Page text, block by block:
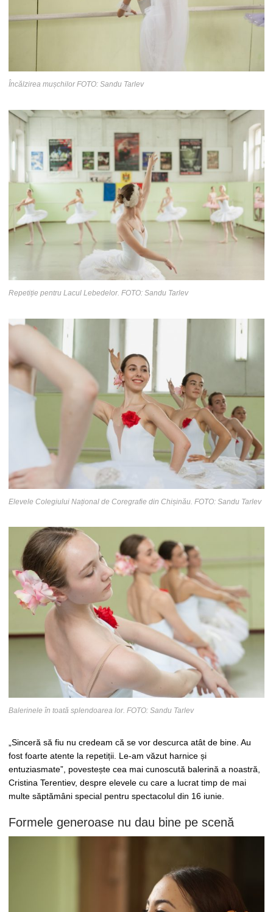
Încălzirea mușchilor FOTO: Sandu Tarlev
Repetiție pentru Lacul Lebedelor. FOTO: Sandu Tarlev
Elevele Colegiului Național de Coregrafie din Chișinău. FOTO: Sandu Tarlev
Balerinele în toată splendoarea lor. FOTO: Sandu Tarlev
„Sinceră să fiu nu credeam că se vor descurca atât de bine. Au
fost foarte atente la repetiții. Le-am văzut harnice și
entuziasmate”, povestește cea mai cunoscută balerină a noastră,
Cristina Terentiev, despre elevele cu care a lucrat timp de mai
multe săptămâni special pentru spectacolul din 16 iunie.
Formele generoase nu dau bine pe scenă